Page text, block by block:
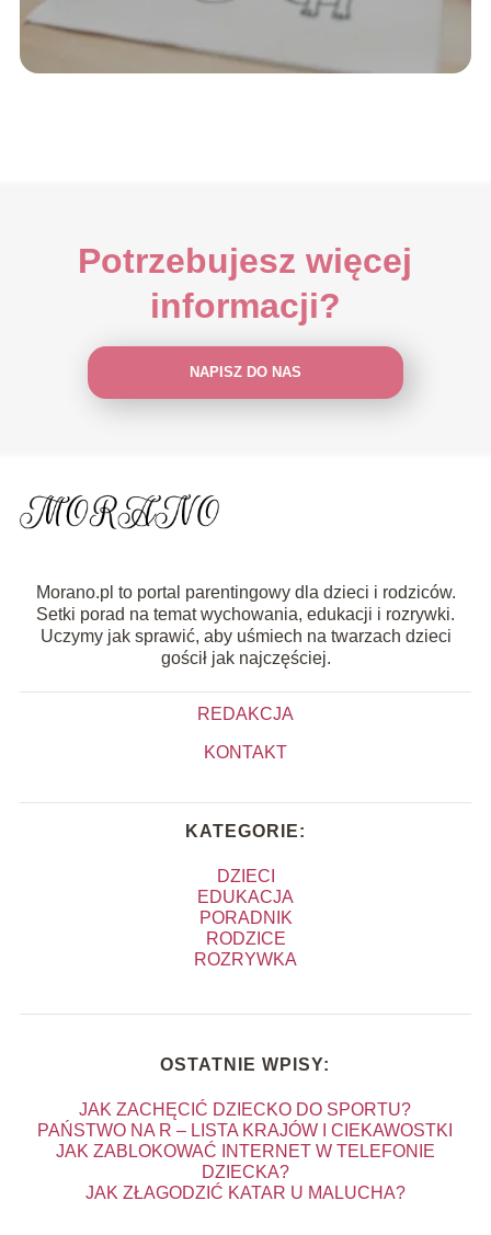
Potrzebujesz więcej
informacji?
NAPISZ DO NAS
Morano.pl to portal parentingowy dla dzieci i rodziców.
Setki porad na temat wychowania, edukacji i rozrywki.
Uczymy jak sprawić, aby uśmiech na twarzach dzieci
gościł jak najczęściej.
REDAKCJA
KONTAKT
KATEGORIE:
DZIECI
EDUKACJA
PORADNIK
RODZICE
ROZRYWKA
OSTATNIE WPISY:
JAK ZACHĘCIĆ DZIECKO DO SPORTU?
PAŃSTWO NA R – LISTA KRAJÓW I CIEKAWOSTKI
JAK ZABLOKOWAĆ INTERNET W TELEFONIE
DZIECKA?
JAK ZŁAGODZIĆ KATAR U MALUCHA?